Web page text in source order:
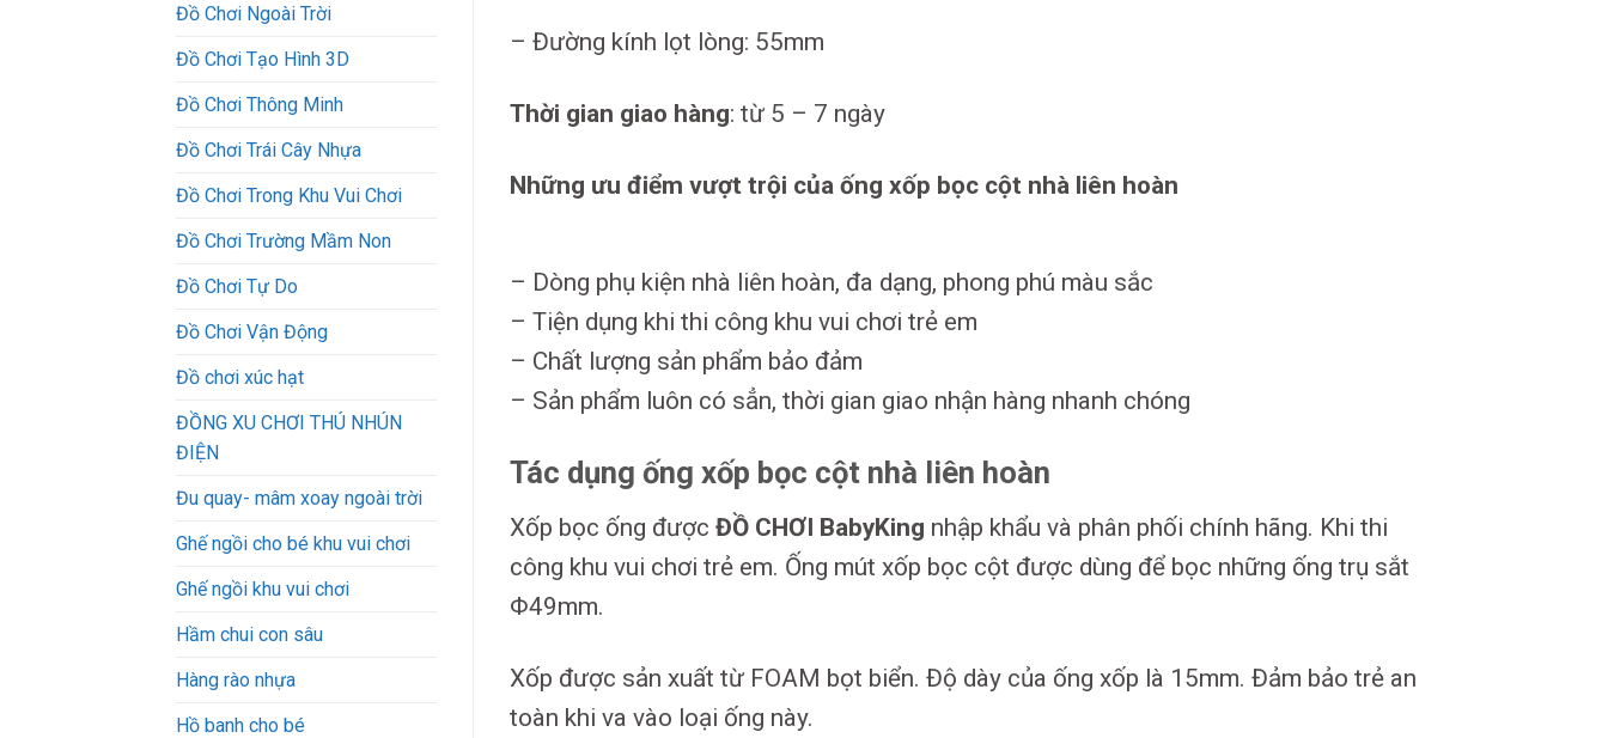
Đồ Chơi Ngoài Trời
Đồ Chơi Tạo Hình 3D
Đồ Chơi Thông Minh
Đồ Chơi Trái Cây Nhựa
Đồ Chơi Trong Khu Vui Chơi
Đồ Chơi Trường Mầm Non
Đồ Chơi Tự Do
Đồ Chơi Vận Động
Đồ chơi xúc hạt
ĐỒNG XU CHƠI THÚ NHÚN
ĐIỆN
Đu quay- mâm xoay ngoài trời
Ghế ngồi cho bé khu vui chơi
Ghế ngồi khu vui chơi
Hầm chui con sâu
Hàng rào nhựa
Hồ banh cho bé
– Đường kính lọt lòng: 55mm
Thời gian giao hàng: từ 5 – 7 ngày
Những ưu điểm vượt trội của ống xốp bọc cột nhà liên hoàn
– Dòng phụ kiện nhà liên hoàn, đa dạng, phong phú màu sắc
– Tiện dụng khi thi công khu vui chơi trẻ em
– Chất lượng sản phẩm bảo đảm
– Sản phẩm luôn có sẳn, thời gian giao nhận hàng nhanh chóng
Tác dụng ống xốp bọc cột nhà liên hoàn
Xốp bọc ống được ĐỒ CHƠI BabyKing nhập khẩu và phân phối chính hãng. Khi thi
công khu vui chơi trẻ em. Ống mút xốp bọc cột được dùng để bọc những ống trụ sắt
Φ49mm.
Xốp được sản xuất từ FOAM bọt biển. Độ dày của ống xốp là 15mm. Đảm bảo trẻ an
toàn khi va vào loại ống này.